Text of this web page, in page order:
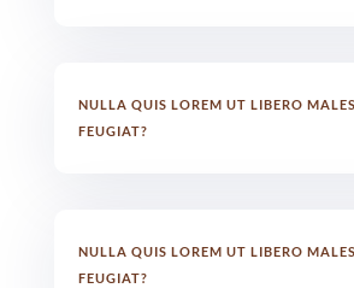
NULLA QUIS LOREM UT LIBERO
FEUGIAT?
NULLA QUIS LOREM UT LIBERO
FEUGIAT?